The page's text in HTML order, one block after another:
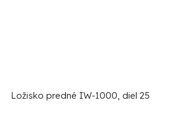
Ložisko predné IW-1000, diel 25